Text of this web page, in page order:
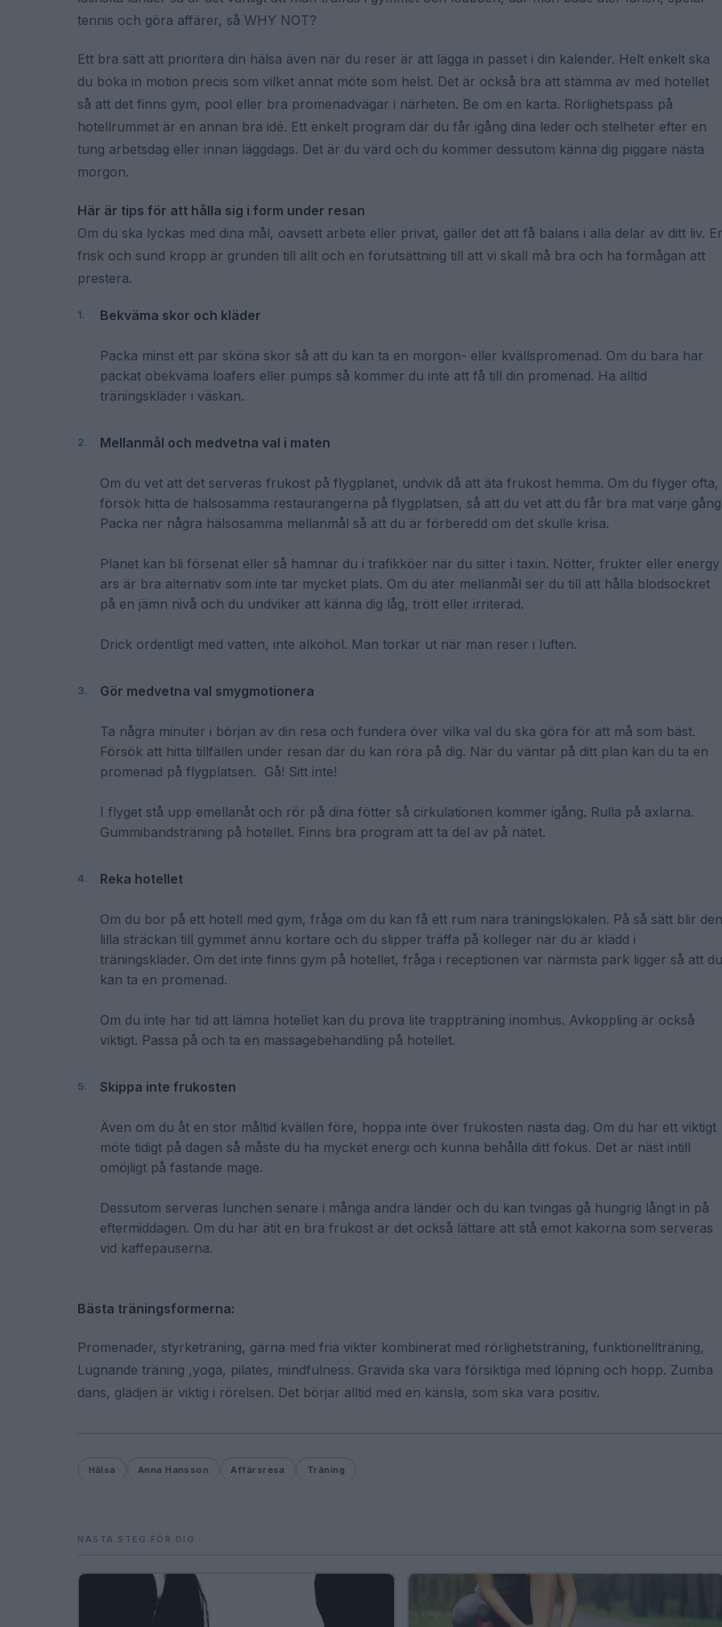
tennis och göra affärer, så WHY NOT?
Ett bra sätt att prioritera din hälsa även när du reser är att lägga in passet i din kalender. Helt enkelt ska
du boka in motion precis som vilket annat möte som helst. Det är också bra att stämma av med hotellet
så att det finns gym, pool eller bra promenadvägar i närheten. Be om en karta. Rörlighetspass på
hotellrummet är en annan bra idé. Ett enkelt program där du får igång dina leder och stelheter efter en
tung arbetsdag eller innan läggdags. Det är du värd och du kommer dessutom känna dig piggare nästa
morgon.
Här är tips för att hålla sig i form under resan
Om du ska lyckas med dina mål, oavsett arbete eller privat, gäller det att få balans i alla delar av ditt liv.
frisk och sund kropp är grunden till allt och en förutsättning till att vi skall må bra och ha förmågan att
prestera.
Bekväma skor och kläder
Packa minst ett par sköna skor så att du kan ta en morgon- eller kvällspromenad. Om du bara har
packat obekväma loafers eller pumps så kommer du inte att få till din promenad. Ha alltid
träningskläder i väskan.
Mellanmål och medvetna val i maten
Om du vet att det serveras frukost på flygplanet, undvik då att äta frukost hemma. Om du flyger ofta,
försök hitta de hälsosamma restaurangerna på flygplatsen, så att du vet att du får bra mat varje
Packa ner några hälsosamma mellanmål så att du är förberedd om det skulle krisa.
Planet kan bli försenat eller så hamnar du i trafikköer när du sitter i taxin. Nötter, frukter eller energy
ars är bra alternativ som inte tar mycket plats. Om du äter mellanmål ser du till att hålla blodsockret
på en jämn nivå och du undviker att känna dig låg, trött eller irriterad.
Drick ordentligt med vatten, inte alkohol. Man torkar ut när man reser i luften.
Gör medvetna val smygmotionera
Ta några minuter i början av din resa och fundera över vilka val du ska göra för att må som bäst.
Försök att hitta tillfällen under resan där du kan röra på dig. När du väntar på ditt plan kan du ta en
promenad på flygplatsen. Gå! Sitt inte!
I flyget stå upp emellanåt och rör på dina fötter så cirkulationen kommer igång. Rulla på axlarna.
Gummibandsträning på hotellet. Finns bra program att ta del av på nätet.
Reka hotellet
Om du bor på ett hotell med gym, fråga om du kan få ett rum nära träningslokalen. På så sätt blir den
lilla sträckan till gymmet ännu kortare och du slipper träffa på kolleger när du är klädd i
träningskläder. Om det inte finns gym på hotellet, fråga i receptionen var närmsta park ligger så att du
kan ta en promenad.
Om du inte har tid att lämna hotellet kan du prova lite trappträning inomhus. Avkoppling är också
viktigt. Passa på och ta en massagebehandling på hotellet.
Skippa inte frukosten
Även om du åt en stor måltid kvällen före, hoppa inte över frukosten nästa dag. Om du har ett viktigt
möte tidigt på dagen så måste du ha mycket energi och kunna behålla ditt fokus. Det är näst intill
omöjligt på fastande mage.
Dessutom serveras lunchen senare i många andra länder och du kan tvingas gå hungrig långt in på
eftermiddagen. Om du har ätit en bra frukost är det också lättare att stå emot kakorna som serveras
vid kaffepauserna.
Bästa träningsformerna:
Promenader, styrketräning, gärna med fria vikter kombinerat med rörlighetsträning, funktionellträning,
Lugnande träning ,yoga, pilates, mindfulness. Gravida ska vara försiktiga med löpning och hopp. Zumba
dans, glädjen är viktig i rörelsen. Det börjar alltid med en känsla, som ska vara positiv.
Hälsa Anna Hansson Affärsresa Träning
NÄSTA STEG FÖR DIG